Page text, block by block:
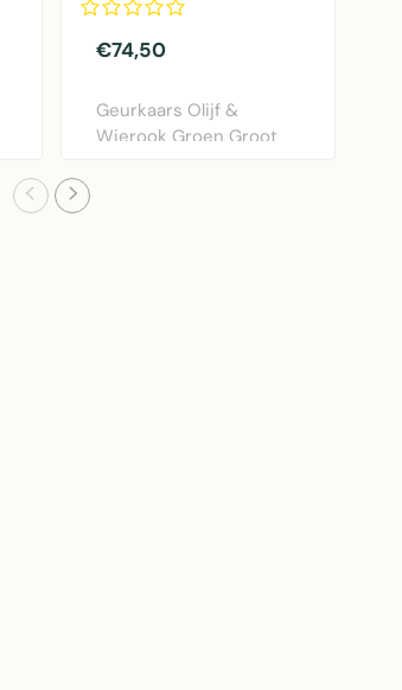
€74,50
Geurkaars Olijf &
Wierook Groen Groot